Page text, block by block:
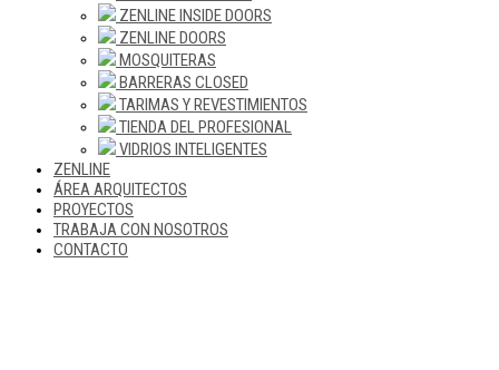
ZENLINE INSIDE DOORS
ZENLINE DOORS
MOSQUITERAS
BARRERAS CLOSED
TARIMAS Y REVESTIMIENTOS
TIENDA DEL PROFESIONAL
VIDRIOS INTELIGENTES
ZENLINE
ÁREA ARQUITECTOS
PROYECTOS
TRABAJA CON NOSOTROS
CONTACTO